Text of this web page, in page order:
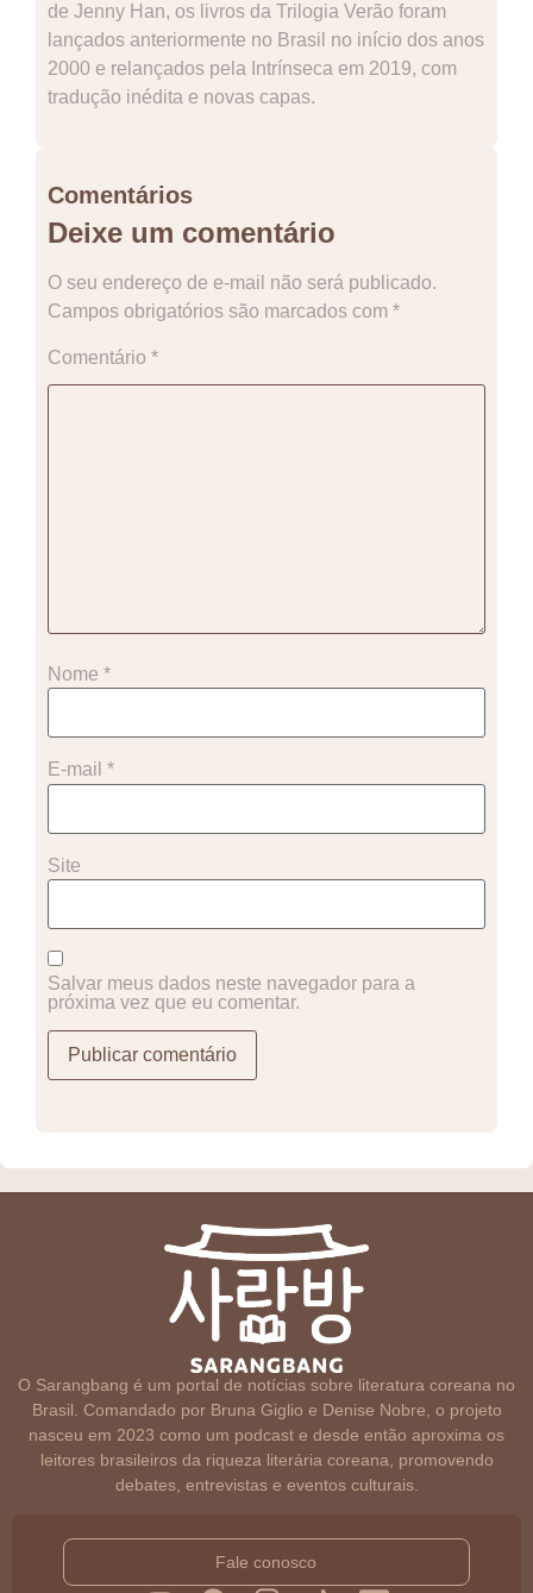
de Jenny Han, os livros da Trilogia Verão foram
lançados anteriormente no Brasil no início dos anos
2000 e relançados pela Intrínseca em 2019, com
tradução inédita e novas capas.
Comentários
Deixe um comentário
O seu endereço de e-mail não será publicado.
Campos obrigatórios são marcados com *
Comentário *
Nome *
E-mail *
Site
Salvar meus dados neste navegador para a
próxima vez que eu comentar.
O Sarangbang é um portal de notícias sobre literatura coreana no
Brasil. Comandado por Bruna Giglio e Denise Nobre, o projeto
nasceu em 2023 como um podcast e desde então aproxima os
leitores brasileiros da riqueza literária coreana, promovendo
debates, entrevistas e eventos culturais.
Fale conosco